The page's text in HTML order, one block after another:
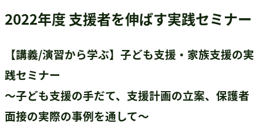
2022年度 支援者を伸ばす実践セミナー
【講義/演習から学ぶ】子ども支援・家族支援の実
践セミナー
～子ども支援の手だて、支援計画の立案、保護者
面接の実際の事例を通して～
アクセス
関連団体
国際事業
途上国支援
国内事業
啓発事業